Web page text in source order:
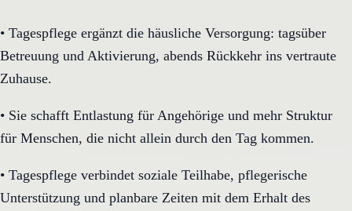
• Tagespflege ergänzt die häusliche Versorgung: tagsüber
Betreuung und Aktivierung, abends Rückkehr ins vertraute
Zuhause.
• Sie schafft Entlastung für Angehörige und mehr Struktur
für Menschen, die nicht allein durch den Tag kommen.
• Tagespflege verbindet soziale Teilhabe, pflegerische
Unterstützung und planbare Zeiten mit dem Erhalt des